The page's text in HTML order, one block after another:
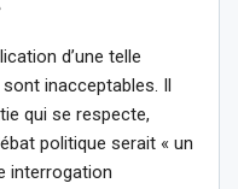
d’une telle
inacceptables. Il
qui se respecte,
politique serait « un
interrogation